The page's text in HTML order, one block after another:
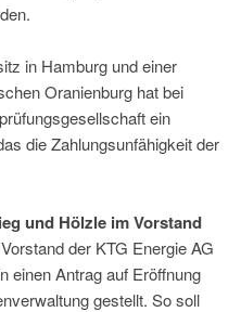
in Hamburg und einer
Oranienburg hat bei
ein
die Zahlungsunfähigkeit der
und Hölzle im Vorstand
der KTG Energie AG
einen Antrag auf Eröffnung
gestellt. So soll